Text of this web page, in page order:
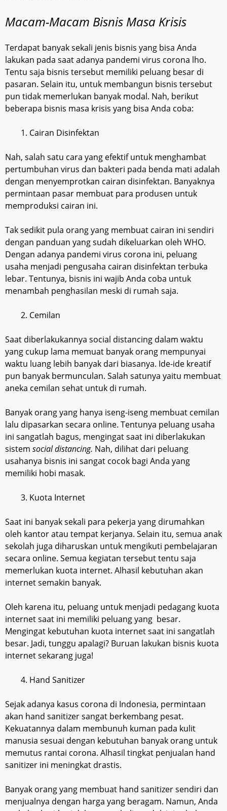
Macam-Macam Bisnis Masa Krisis
Terdapat banyak sekali jenis bisnis yang bisa Anda
lakukan pada saat adanya pandemi virus corona lho.
Tentu saja bisnis tersebut memiliki peluang besar di
pasaran. Selain itu, untuk membangun bisnis tersebut
pun tidak memerlukan banyak modal. Nah, berikut
beberapa bisnis masa krisis yang bisa Anda coba:
Cairan Disinfektan
Nah, salah satu cara yang efektif untuk menghambat
pertumbuhan virus dan bakteri pada benda mati adalah
dengan menyemprotkan cairan disinfektan. Banyaknya
permintaan pasar membuat para produsen untuk
memproduksi cairan ini.
Tak sedikit pula orang yang membuat cairan ini sendiri
dengan panduan yang sudah dikeluarkan oleh WHO.
Dengan adanya pandemi virus corona ini, peluang
usaha menjadi pengusaha cairan disinfektan terbuka
lebar. Tentunya, bisnis ini wajib Anda coba untuk
menambah penghasilan meski di rumah saja.
Cemilan
Saat diberlakukannya social distancing dalam waktu
yang cukup lama memuat banyak orang mempunyai
waktu luang lebih banyak dari biasanya. Ide-ide kreatif
pun banyak bermunculan. Salah satunya yaitu membuat
aneka cemilan sehat untuk di rumah.
Banyak orang yang hanya iseng-iseng membuat cemilan
lalu dipasarkan secara online. Tentunya peluang usaha
ini sangatlah bagus, mengingat saat ini diberlakukan
sistem social distancing. Nah, dilihat dari peluang
usahanya bisnis ini sangat cocok bagi Anda yang
memiliki hobi masak.
Kuota Internet
Saat ini banyak sekali para pekerja yang dirumahkan
oleh kantor atau tempat kerjanya. Selain itu, semua anak
sekolah juga diharuskan untuk mengikuti pembelajaran
secara online. Semua kegiatan tersebut tentu saja
memerlukan kuota internet. Alhasil kebutuhan akan
internet semakin banyak.
Oleh karena itu, peluang untuk menjadi pedagang kuota
internet saat ini memiliki peluang yang besar.
Mengingat kebutuhan kuota internet saat ini sangatlah
besar. Jadi, tunggu apalagi? Buruan lakukan bisnis kuota
internet sekarang juga!
Hand Sanitizer
Sejak adanya kasus corona di Indonesia, permintaan
akan hand sanitizer sangat berkembang pesat.
Kekuatannya dalam membunuh kuman pada kulit
manusia sesuai dengan kebutuhan banyak orang untuk
memutus rantai corona. Alhasil tingkat penjualan hand
sanitizer ini meningkat drastis.
Banyak orang yang membuat hand sanitizer sendiri dan
menjualnya dengan harga yang beragam. Namun, Anda